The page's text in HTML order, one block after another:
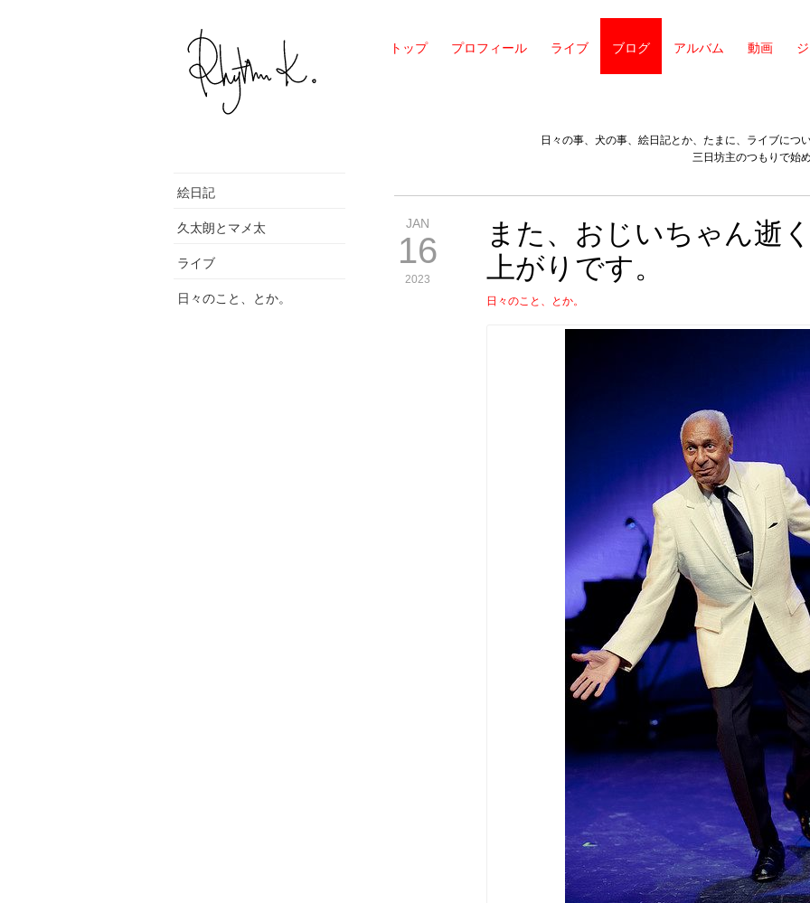
トップ プロフィール ライブ ブログ アルバム 動画
絵日記
久太朗とマメ太
ライブ
日々のこと、とか。
日々の事、犬の事、絵日記とか、たまに、ライブにつ
三日坊主のつもりで始
JAN
16
2023
また、おじいちゃん逝
上がりです。
日々のこと、とか。